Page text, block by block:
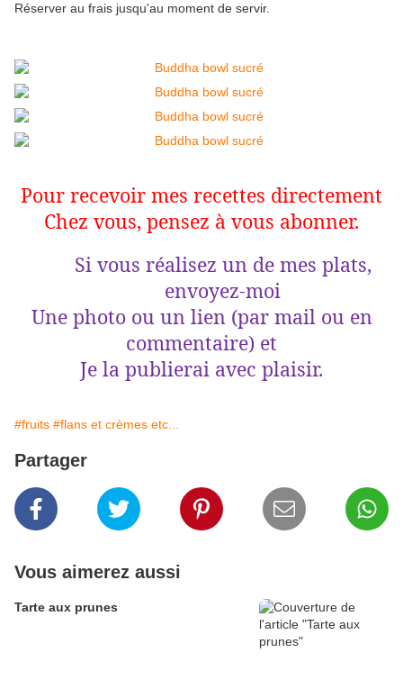
Réserver au frais jusqu'au moment de servir.
Pour recevoir mes recettes directement
Chez vous, pensez à vous abonner.
Si vous réalisez un de mes plats,
envoyez-moi
Une photo ou un lien (par mail ou en
commentaire) et
Je la publierai avec plaisir.
#fruits #flans et crèmes etc...
Partager
Vous aimerez aussi
Tarte aux prunes